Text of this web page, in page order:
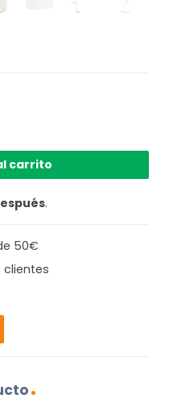
blanca Steinhauer
carrito
.
50€